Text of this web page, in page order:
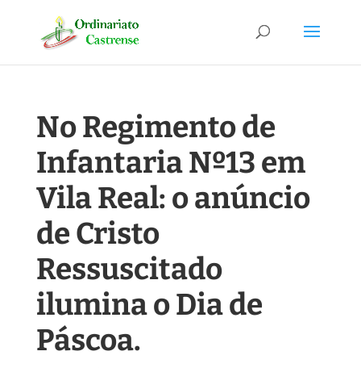
No Regimento de
Infantaria Nº13 em
Vila Real: o anúncio
de Cristo
Ressuscitado
ilumina o Dia de
Páscoa.